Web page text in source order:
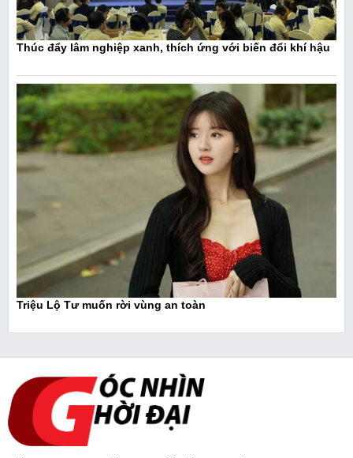
Thúc đẩy lâm nghiệp xanh, thích ứng với biến đổi khí hậu
Triệu Lộ Tư muốn rời vùng an toàn